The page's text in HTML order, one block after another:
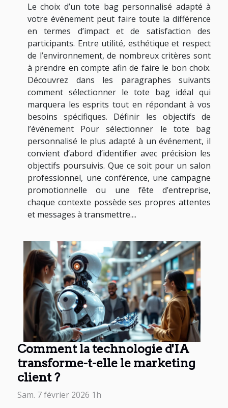
Le choix d’un tote bag personnalisé adapté à
votre événement peut faire toute la différence
en termes d’impact et de satisfaction des
participants. Entre utilité, esthétique et respect
de l’environnement, de nombreux critères sont
à prendre en compte afin de faire le bon choix.
Découvrez dans les paragraphes suivants
comment sélectionner le tote bag idéal qui
marquera les esprits tout en répondant à vos
besoins spécifiques. Définir les objectifs de
l’événement Pour sélectionner le tote bag
personnalisé le plus adapté à un événement, il
convient d’abord d’identifier avec précision les
objectifs poursuivis. Que ce soit pour un salon
professionnel, une conférence, une campagne
promotionnelle ou une fête d’entreprise,
chaque contexte possède ses propres attentes
et messages à transmettre....
Comment la technologie d'IA
transforme-t-elle le marketing
client ?
Sam. 7 février 2026 1h